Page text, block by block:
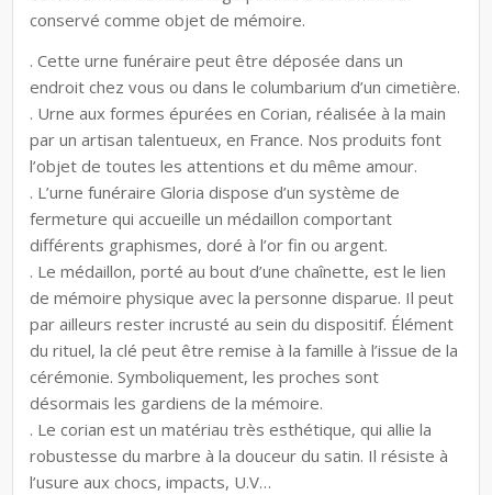
conservé comme objet de mémoire.
. Cette urne funéraire peut être déposée dans un
endroit chez vous ou dans le columbarium d’un cimetière.
. Urne aux formes épurées en Corian, réalisée à la main
par un artisan talentueux, en France. Nos produits font
l’objet de toutes les attentions et du même amour.
. L’urne funéraire Gloria dispose d’un système de
fermeture qui accueille un médaillon comportant
différents graphismes, doré à l’or fin ou argent.
. Le médaillon, porté au bout d’une chaînette, est le lien
de mémoire physique avec la personne disparue. Il peut
par ailleurs rester incrusté au sein du dispositif. Élément
du rituel, la clé peut être remise à la famille à l’issue de la
cérémonie. Symboliquement, les proches sont
désormais les gardiens de la mémoire.
. Le corian est un matériau très esthétique, qui allie la
robustesse du marbre à la douceur du satin. Il résiste à
l’usure aux chocs, impacts, U.V…